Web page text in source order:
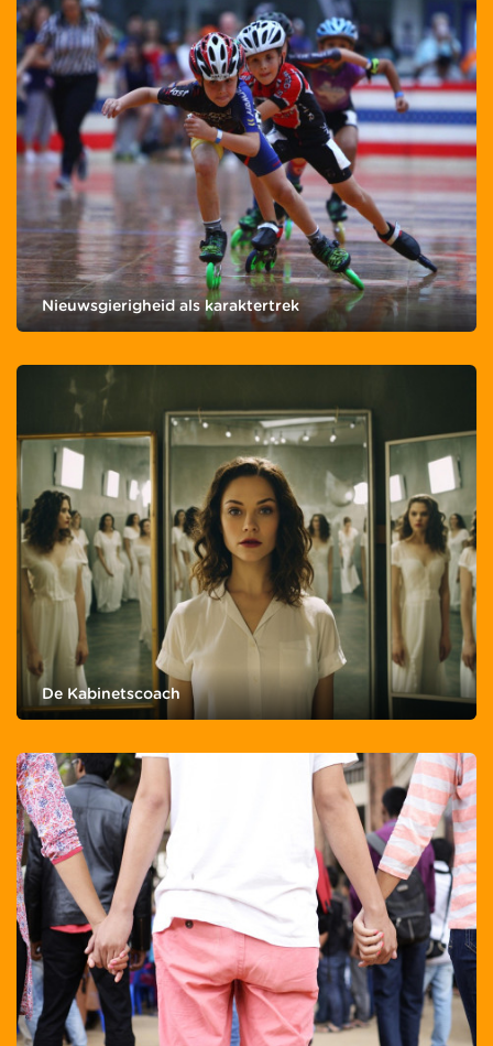
Nieuwsgierigheid als karaktertrek
De Kabinetscoach